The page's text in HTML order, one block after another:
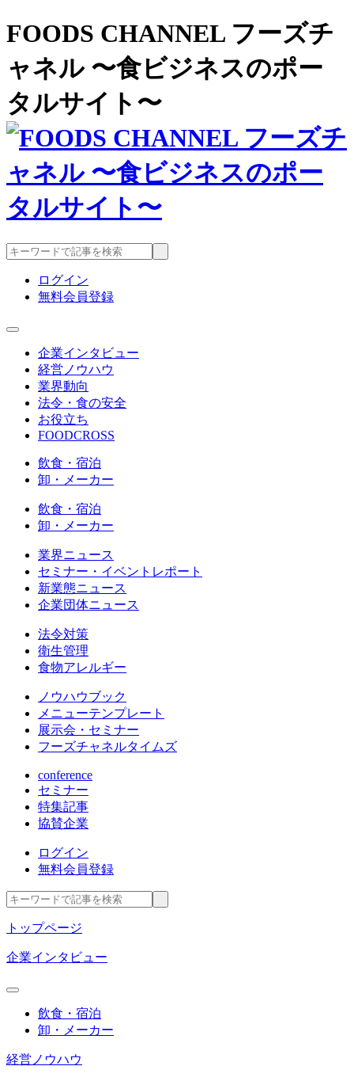
FOODS CHANNEL フーズチ
ャネル 〜食ビジネスのポー
タルサイト〜
ログイン
無料会員登録
企業インタビュー
経営ノウハウ
業界動向
法令・食の安全
お役立ち
FOODCROSS
飲食・宿泊
卸・メーカー
飲食・宿泊
卸・メーカー
業界ニュース
セミナー・イベントレポート
新業態ニュース
企業団体ニュース
法令対策
衛生管理
食物アレルギー
ノウハウブック
メニューテンプレート
展示会・セミナー
フーズチャネルタイムズ
conference
セミナー
特集記事
協賛企業
ログイン
無料会員登録
トップページ
企業インタビュー
飲食・宿泊
卸・メーカー
経営ノウハウ